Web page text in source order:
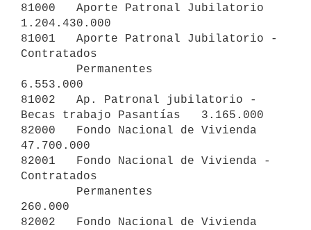
81000   Aporte Patronal Jubilatorio
1.204.430.000
81001   Aporte Patronal Jubilatorio -
Contratados
6.553.000
81002   Ap. Patronal jubilatorio -
Becas trabajo Pasantías   3.165.000
82000   Fondo Nacional de Vivienda
47.700.000
82001   Fondo Nacional de Vivienda -
Contratados
260.000
82002   Fondo Nacional de Vivienda